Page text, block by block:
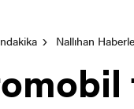
Nallıhan